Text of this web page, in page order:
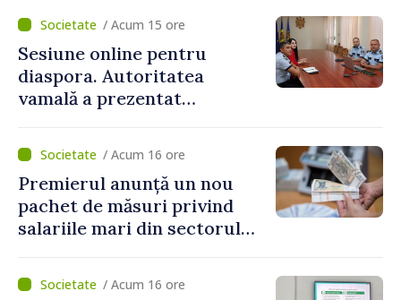
/ Acum 15 ore
Sesiune online pentru
diaspora. Autoritatea
vamală a prezentat
revenirea în țară
/ Acum 16 ore
Premierul anunță un nou
pachet de măsuri privind
salariile mari din sectorul
/ Acum 16 ore